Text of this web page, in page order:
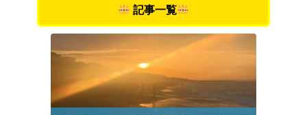
記事一覧